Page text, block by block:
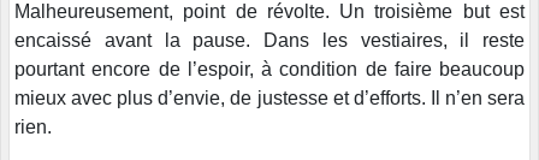
Malheureusement, point de révolte. Un troisième but est
encaissé avant la pause. Dans les vestiaires, il reste
pourtant encore de l’espoir, à condition de faire beaucoup
mieux avec plus d’envie, de justesse et d’efforts. Il n’en sera
rien.